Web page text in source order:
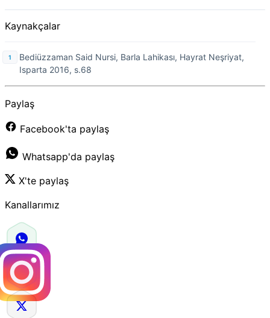
Kaynakçalar
Bediüzzaman Said Nursi, Barla Lahikası, Hayrat Neşriyat,
Isparta 2016, s.68
Paylaş
Facebook'ta paylaş
Whatsapp'da paylaş
X'te paylaş
Kanallarımız